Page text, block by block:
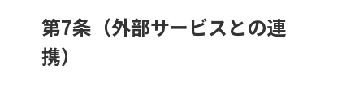
第7条（外部サービスとの連
携）
電気・電子部品製造